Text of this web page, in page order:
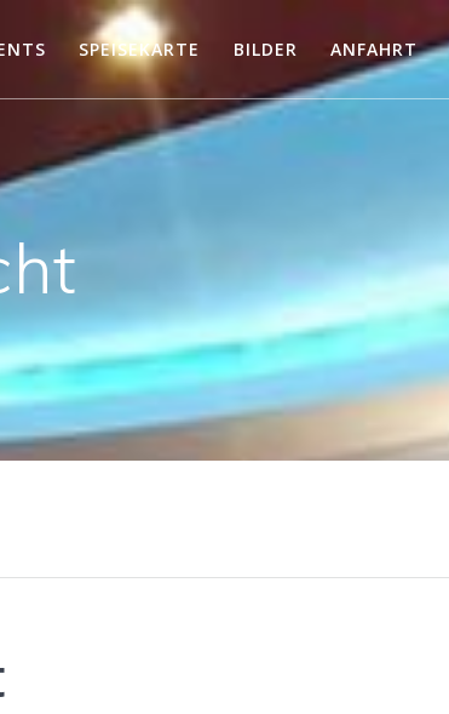
SPEISEKARTE BILDER ANFAHRT